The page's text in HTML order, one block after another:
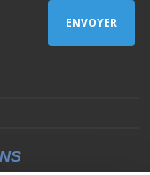
ENVOYER